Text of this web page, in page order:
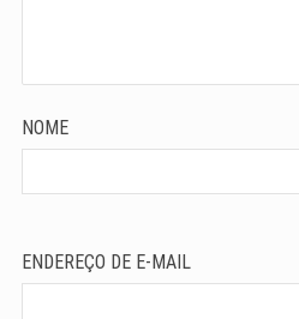
NOME
ENDEREÇO DE E-MAIL